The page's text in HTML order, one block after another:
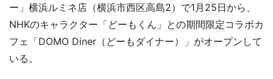
ー」横浜ルミネ店（横浜市西区高島2）で1月25日から、
NHKのキャラクター「どーもくん」との期間限定コラボカ
フェ「DOMO Diner（どーもダイナー）」がオープンして
いる。